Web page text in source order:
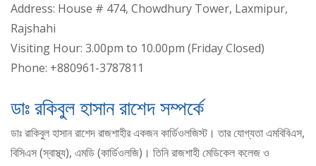
Address: House # 474, Chowdhury Tower, Laxmipur,
Rajshahi
Visiting Hour: 3.00pm to 10.00pm (Friday Closed)
Phone: +880961-3787811
ডাঃ রকিবুল হাসান রাশেদ সম্পর্কে
ডাঃ রাকিবুল হাসান রাশেদ রাজশাহীর একজন কার্ডিওলজিস্ট। তার যোগ্যতা এমবিবিএস,
বিসিএস (স্বাস্থ্য), এমডি (কার্ডিওলজি)। তিনি রাজশাহী মেডিকেল কলেজ ও